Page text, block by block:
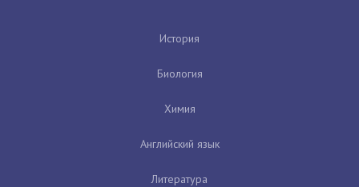
История
Биология
Химия
Английский язык
Литература